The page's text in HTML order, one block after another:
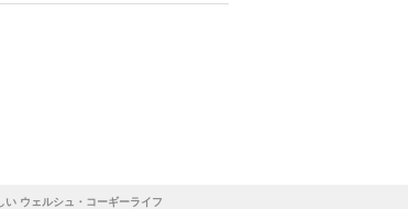
い ウェルシュ・コーギーライフ